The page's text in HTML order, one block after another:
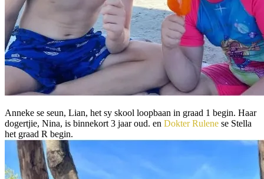
Anneke se seun, Lian, het sy skool loopbaan in graad 1 begin. Haar
dogertjie, Nina, is binnekort 3 jaar oud. en Dokter Rulene se Stella
het graad R begin.